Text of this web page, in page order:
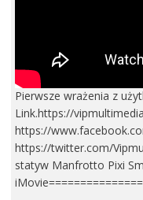
Pierwsze wrażenia z
Link.https://
https://
https://twitter.com/
statyw Manfrotto Pixi